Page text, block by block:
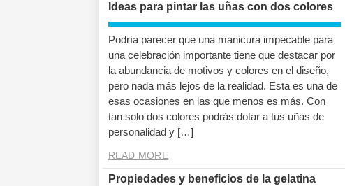
Ideas para pintar las uñas con dos colores
Podría parecer que una manicura impecable para
una celebración importante tiene que destacar por
la abundancia de motivos y colores en el diseño,
pero nada más lejos de la realidad. Esta es una de
esas ocasiones en las que menos es más. Con
tan solo dos colores podrás dotar a tus uñas de
personalidad y […]
READ MORE
Propiedades y beneficios de la gelatina